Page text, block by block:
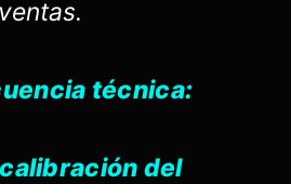
técnica:
del